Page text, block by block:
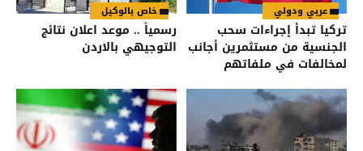
عربي ودولي
تركيا تبدأ إجراءات سحب
الجنسية من مستثمرين أجانب
لمخالفات في ملفاتهم
خاص بالوكيل
رسمياً .. موعد اعلان نتائج
التوجيهي بالاردن